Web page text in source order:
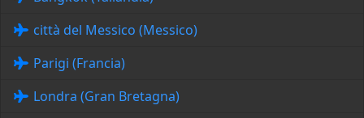
città del Messico (Messico)
Parigi (Francia)
Londra (Gran Bretagna)